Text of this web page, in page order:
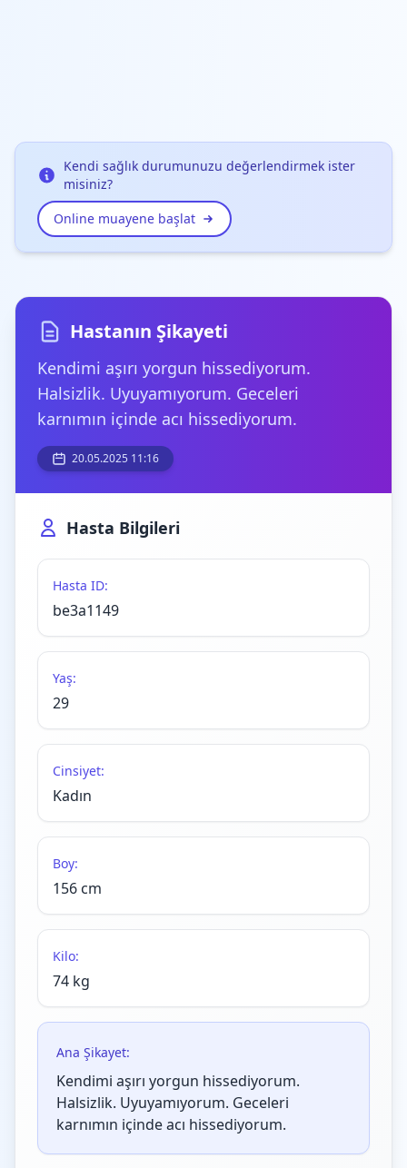
Kendi sağlık durumunuzu değerlendirmek ister
misiniz?
Online muayene başlat
Hastanın Şikayeti
Kendimi aşırı yorgun hissediyorum.
Halsizlik. Uyuyamıyorum. Geceleri
karnımın içinde acı hissediyorum.
20.05.2025 11:16
Hasta Bilgileri
Hasta ID:
be3a1149
Yaş:
29
Cinsiyet:
Kadın
Boy:
156 cm
Kilo:
74 kg
Ana Şikayet:
Kendimi aşırı yorgun hissediyorum.
Halsizlik. Uyuyamıyorum. Geceleri
karnımın içinde acı hissediyorum.